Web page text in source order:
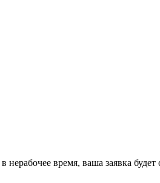
время, ваша заявка